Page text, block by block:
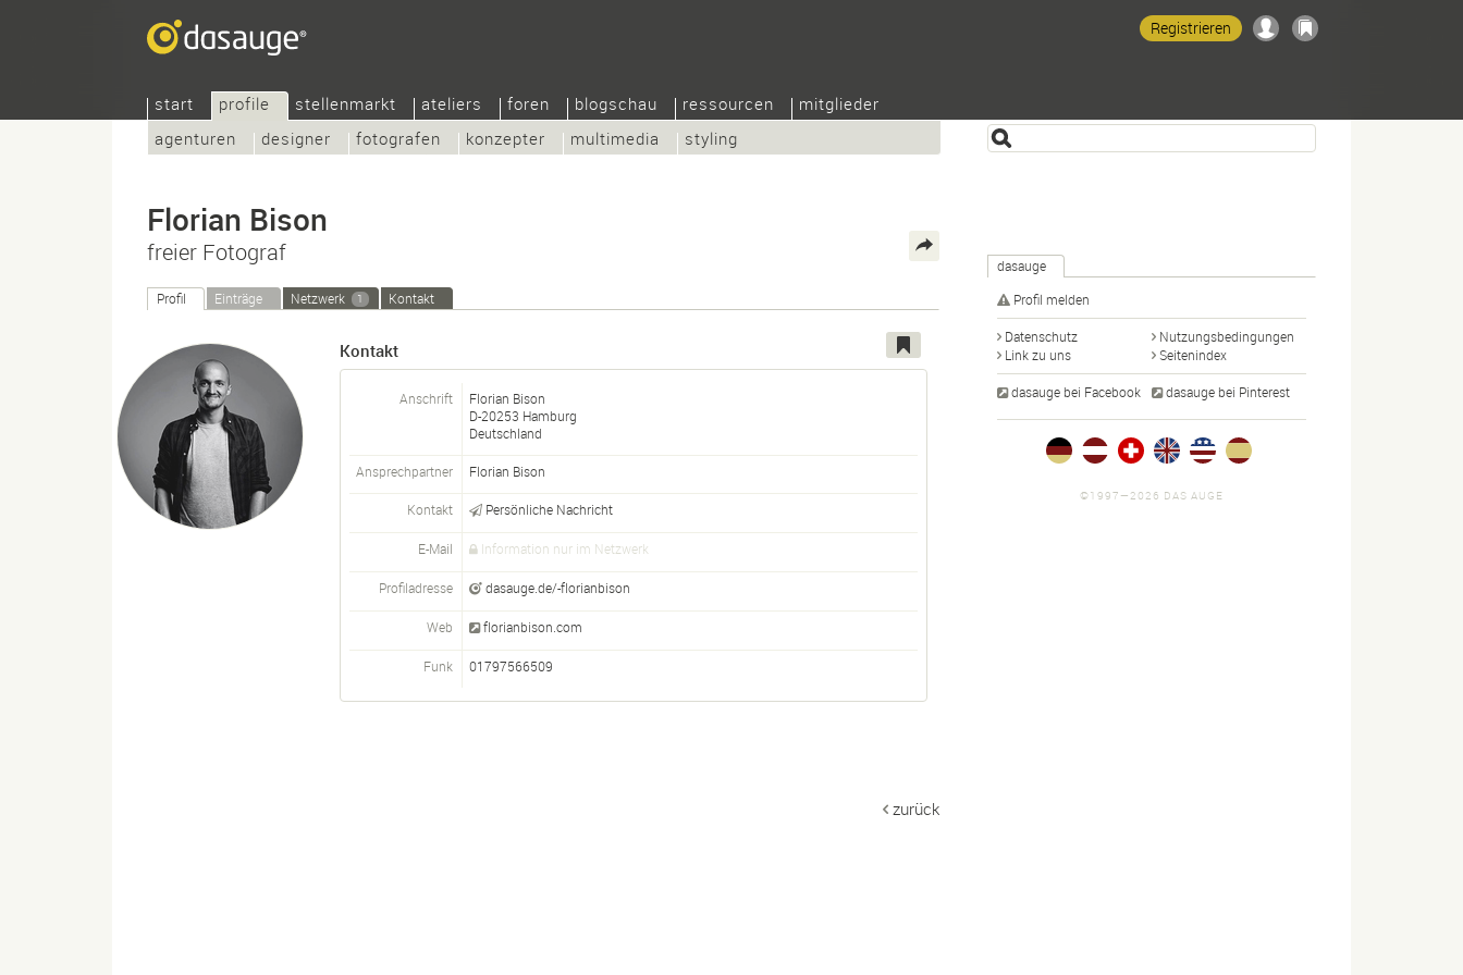
start
profile
agenturen
designer fotografen konzepter multimedia styling
stellenmarkt ateliers foren blogschau ressourcen mitglieder
Registrieren
Florian Bison
freier Fotograf
Profil Einträge Netzwerk 1 Kontakt
Kontakt
Anschrift
Florian Bison
D-20253 Hamburg
Deutschland
Ansprechpartner Florian Bison
Kontakt Persönliche Nachricht
E-Mail Information nur im Netzwerk
Profiladresse dasauge.de/-florianbison
Web florianbison.com
Funk 01797566509
zurück
dasauge
Profil melden
Datenschutz
Nutzungsbedingungen
Link zu uns
Seitenindex
dasauge bei Facebook dasauge bei Pinterest
©1997—2026 DAS AUGE